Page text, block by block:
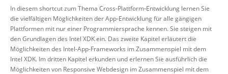
In diesem shortcut zum Thema Cross-Plattform-Entwicklung lernen Sie
die vielfältigen Möglichkeiten der App-Entwicklung für alle gängigen
Plattformen mit nur einer Programmiersprache kennen. Sie steigen mit
den Grundlagen des Intel XDK ein. Das zweite Kapitel erläutert die
Möglichkeiten des Intel-App-Frameworks im Zusammenspiel mit dem
Intel XDK. Im dritten Kapitel erkunden und erlernen Sie ausführlich die
Möglichkeiten von Responsive Webdesign im Zusammenspiel mit dem